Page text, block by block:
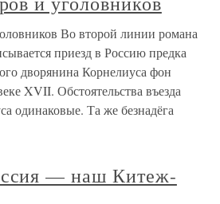
Во второй линии романа
приезд в Россию предка
дворянина Корнелиуса фон
XVII. Обстоятельства въезда
одинаковые. Та же безнадёга
— наш Китеж-